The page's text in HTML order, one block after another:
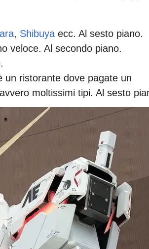
, Shibuya ecc. Al sesto piano.
veloce. Al secondo piano.
un ristorante dove pagate un
moltissimi tipi. Al sesto